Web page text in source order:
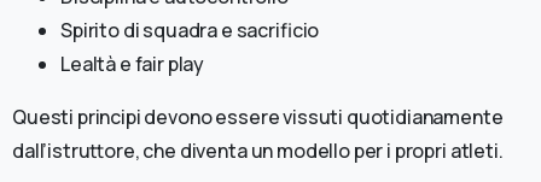
Spirito di squadra e sacrificio
Lealtà e fair play
Questi principi devono essere vissuti quotidianamente
dall’istruttore, che diventa un modello per i propri atleti.